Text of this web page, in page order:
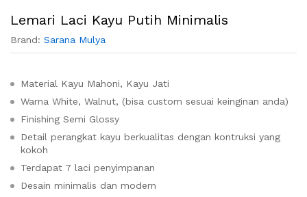
Lemari Laci Kayu Putih Minimalis
Brand: Sarana Mulya
Material Kayu Mahoni, Kayu Jati
Warna White, Walnut, (bisa custom sesuai keinginan anda)
Finishing Semi Glossy
Detail perangkat kayu berkualitas dengan kontruksi yang
kokoh
Terdapat 7 laci penyimpanan
Desain minimalis dan modern